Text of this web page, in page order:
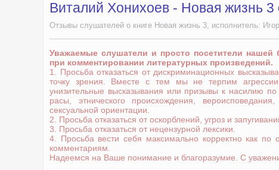
Виталий Хонихоев - Новая жизнь 3
Отзывы слушателей о книге Новая жизнь 3, исполнитель:
Уважаемые слушатели и просто посетители
при комментировании литературных произведений.
1. Просьба отказаться от дискриминационных
точку зрения. Вместе с тем мы не терпим
унизительные высказывания или призывы к насилию
расы, этнического происхождения,
сексуальной ориентации.
2. Просьба отказаться от оскорблений, угроз и
3. Просьба отказаться от нецензурной лексики.
4. Просьба вести себя максимально корректно как
комментариям.
Надеемся на Ваше понимание и благоразумие. С